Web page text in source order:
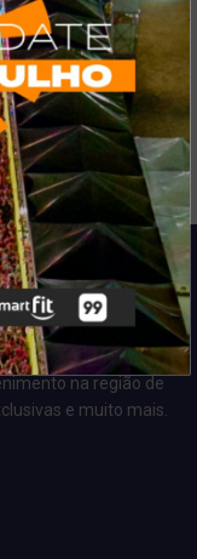
na região de
e muito mais.